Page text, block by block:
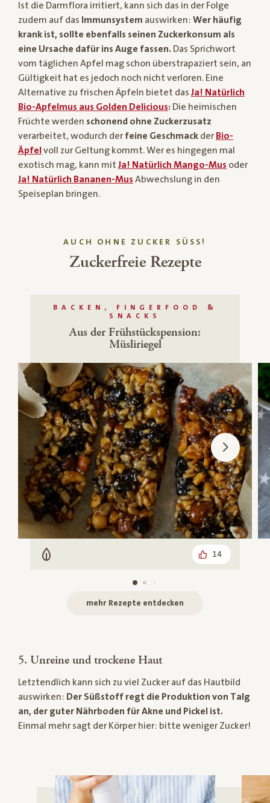
Ist die Darmflora irritiert, kann sich das in der Folge
zudem auf das Immunsystem auswirken: Wer häufig
krank ist, sollte ebenfalls seinen Zuckerkonsum als
eine Ursache dafür ins Auge fassen. Das Sprichwort
vom täglichen Apfel mag schon überstrapaziert sein, an
Gültigkeit hat es jedoch noch nicht verloren. Eine
Alternative zu frischen Äpfeln bietet das Ja! Natürlich
Bio-Apfelmus aus Golden Delicious: Die heimischen
Früchte werden schonend ohne Zuckerzusatz
verarbeitet, wodurch der feine Geschmack der Bio-
Äpfelvoll zur Geltung kommt. Wer es hingegen mal
exotisch mag, kann mit Ja! Natürlich Mango-Mus oder
Ja! Natürlich Bananen-Mus Abwechslung in den
Speiseplan bringen.
AUCH OHNE ZUCKER SÜSS!
Zuckerfreie Rezepte
BACKEN, FINGERFOOD &
SNACKS
Aus der Frühstückspension:
Müsliriegel
Vegetarisch 14
mehr Rezepte entdecken
5. Unreine und trockene Haut
Letztendlich kann sich zu viel Zucker auf das Hautbild
auswirken: Der Süßstoff regt die Produktion von Talg
an, der guter Nährboden für Akne und Pickel ist.
Einmal mehr sagt der Körper hier: bitte weniger Zucker!